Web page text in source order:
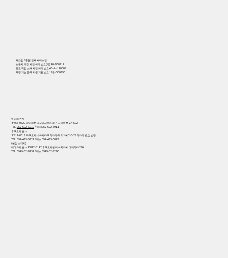
제조업 / 종합 인재 서비스업
노동자 파견 사업 허가 번호(파) 40-300912
유료 직업 소개 사업 허가 번호 40-유-120008
특정 기능 등록 지원 기관 번호 19등-000395
아이치 본사
〒458-0820 아이치현 나고야시 미도리구 사카마쓰 2가 502
TEL:052-602-6910/ 팩스:052-602-6911
후쿠오카 본사
〒812-0013 후쿠오카시 하카타구 하카타역 히가시2-5-28 하카타 효성 빌딩
TEL:092-433-5822/ 팩스:092-433-5823
(본점 소재지)
미야와카 본사 〒822-0142 후쿠오카현 미야와카시 다케하라 236
TEL:0949-52-3232/ 팩스:0949-52-3290